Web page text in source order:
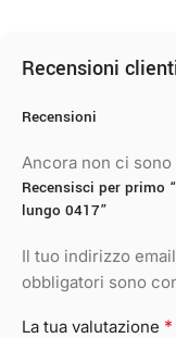
Recensioni
Recensioni
Ancora non ci
Recensisci per primo
lungo 0417”
Il tuo indirizzo
obbligatori sono
La tua valutazione *